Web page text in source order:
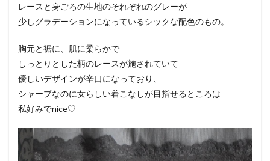
レースと身ごろの生地のそれぞれのグレーが
少しグラデーションになっているシックな配色のもの。
胸元と裾に、肌に柔らかで
しっとりとした柄のレースが施されていて
優しいデザインが辛口になっており、
シャープなのに女らしい着こなしが目指せるところは
私好みでnice♡